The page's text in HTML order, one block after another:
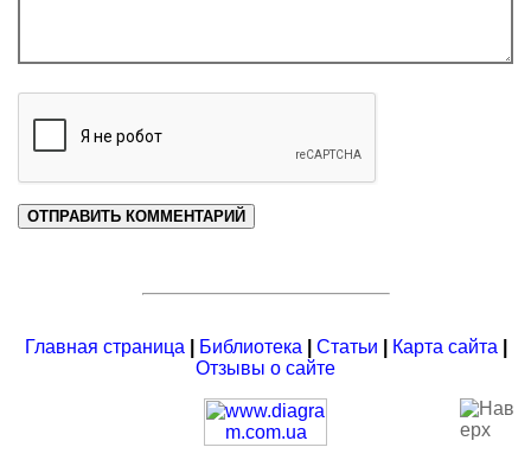
Главная страница Библиотека Статьи Карта сайта
Отзывы о сайте